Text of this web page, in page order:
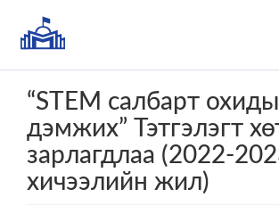
“STEM салбарт
дэмжих” Тэтгэлэгт
зарлагдлаа (2022-
хичээлийн жил)